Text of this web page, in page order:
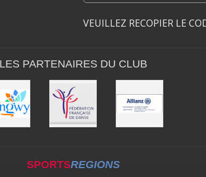
VEUILLEZ RECOPIER LE
LES PARTENAIRES DU CLUB
SPORTSREGIONS